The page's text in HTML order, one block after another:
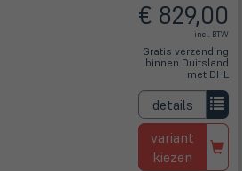
€ 829,00
incl. BTW
Gratis verzending
binnen Duitsland
met DHL
details
variant
kiezen